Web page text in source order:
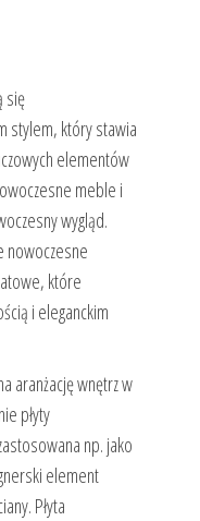
się
stylem, który stawia
elementów
meble i
wygląd.
nowoczesne
które
i eleganckim
aranżację wnętrz w
płyty
np. jako
element
Płyta